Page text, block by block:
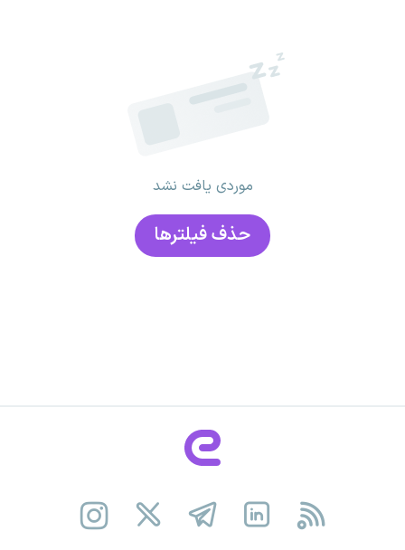
موردی یافت نشد
حذف فیلتر‌ها